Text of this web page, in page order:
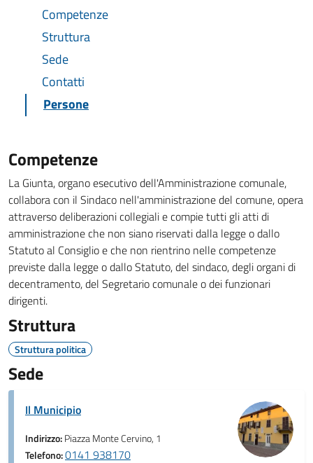
Competenze
Struttura
Sede
Contatti
Persone
Competenze
La Giunta, organo esecutivo dell'Amministrazione comunale,
collabora con il Sindaco nell'amministrazione del comune, opera
attraverso deliberazioni collegiali e compie tutti gli atti di
amministrazione che non siano riservati dalla legge o dallo
Statuto al Consiglio e che non rientrino nelle competenze
previste dalla legge o dallo Statuto, del sindaco, degli organi di
decentramento, del Segretario comunale o dei funzionari
dirigenti.
Struttura
Struttura politica
Sede
Il Municipio
Indirizzo:Piazza Monte Cervino, 1
Telefono:0141 938170